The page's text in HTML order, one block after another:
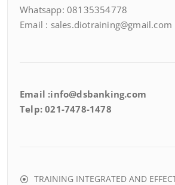
Whatsapp: 08135354778
Email : sales.diotraining@gmail.com
Email :info@dsbanking.com
Telp: 021-7478-1478
TRAINING INTEGRATED AND